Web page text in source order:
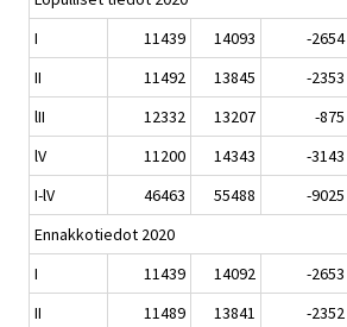
I
11439 14093 -2654
II
11492 13845 -2353
lII
12332 13207 -875
lV
11200 14343 -3143
I-lV
46463 55488 -9025
Ennakkotiedot 2020
I
11439 14092 -2653
II
11489 13841 -2352